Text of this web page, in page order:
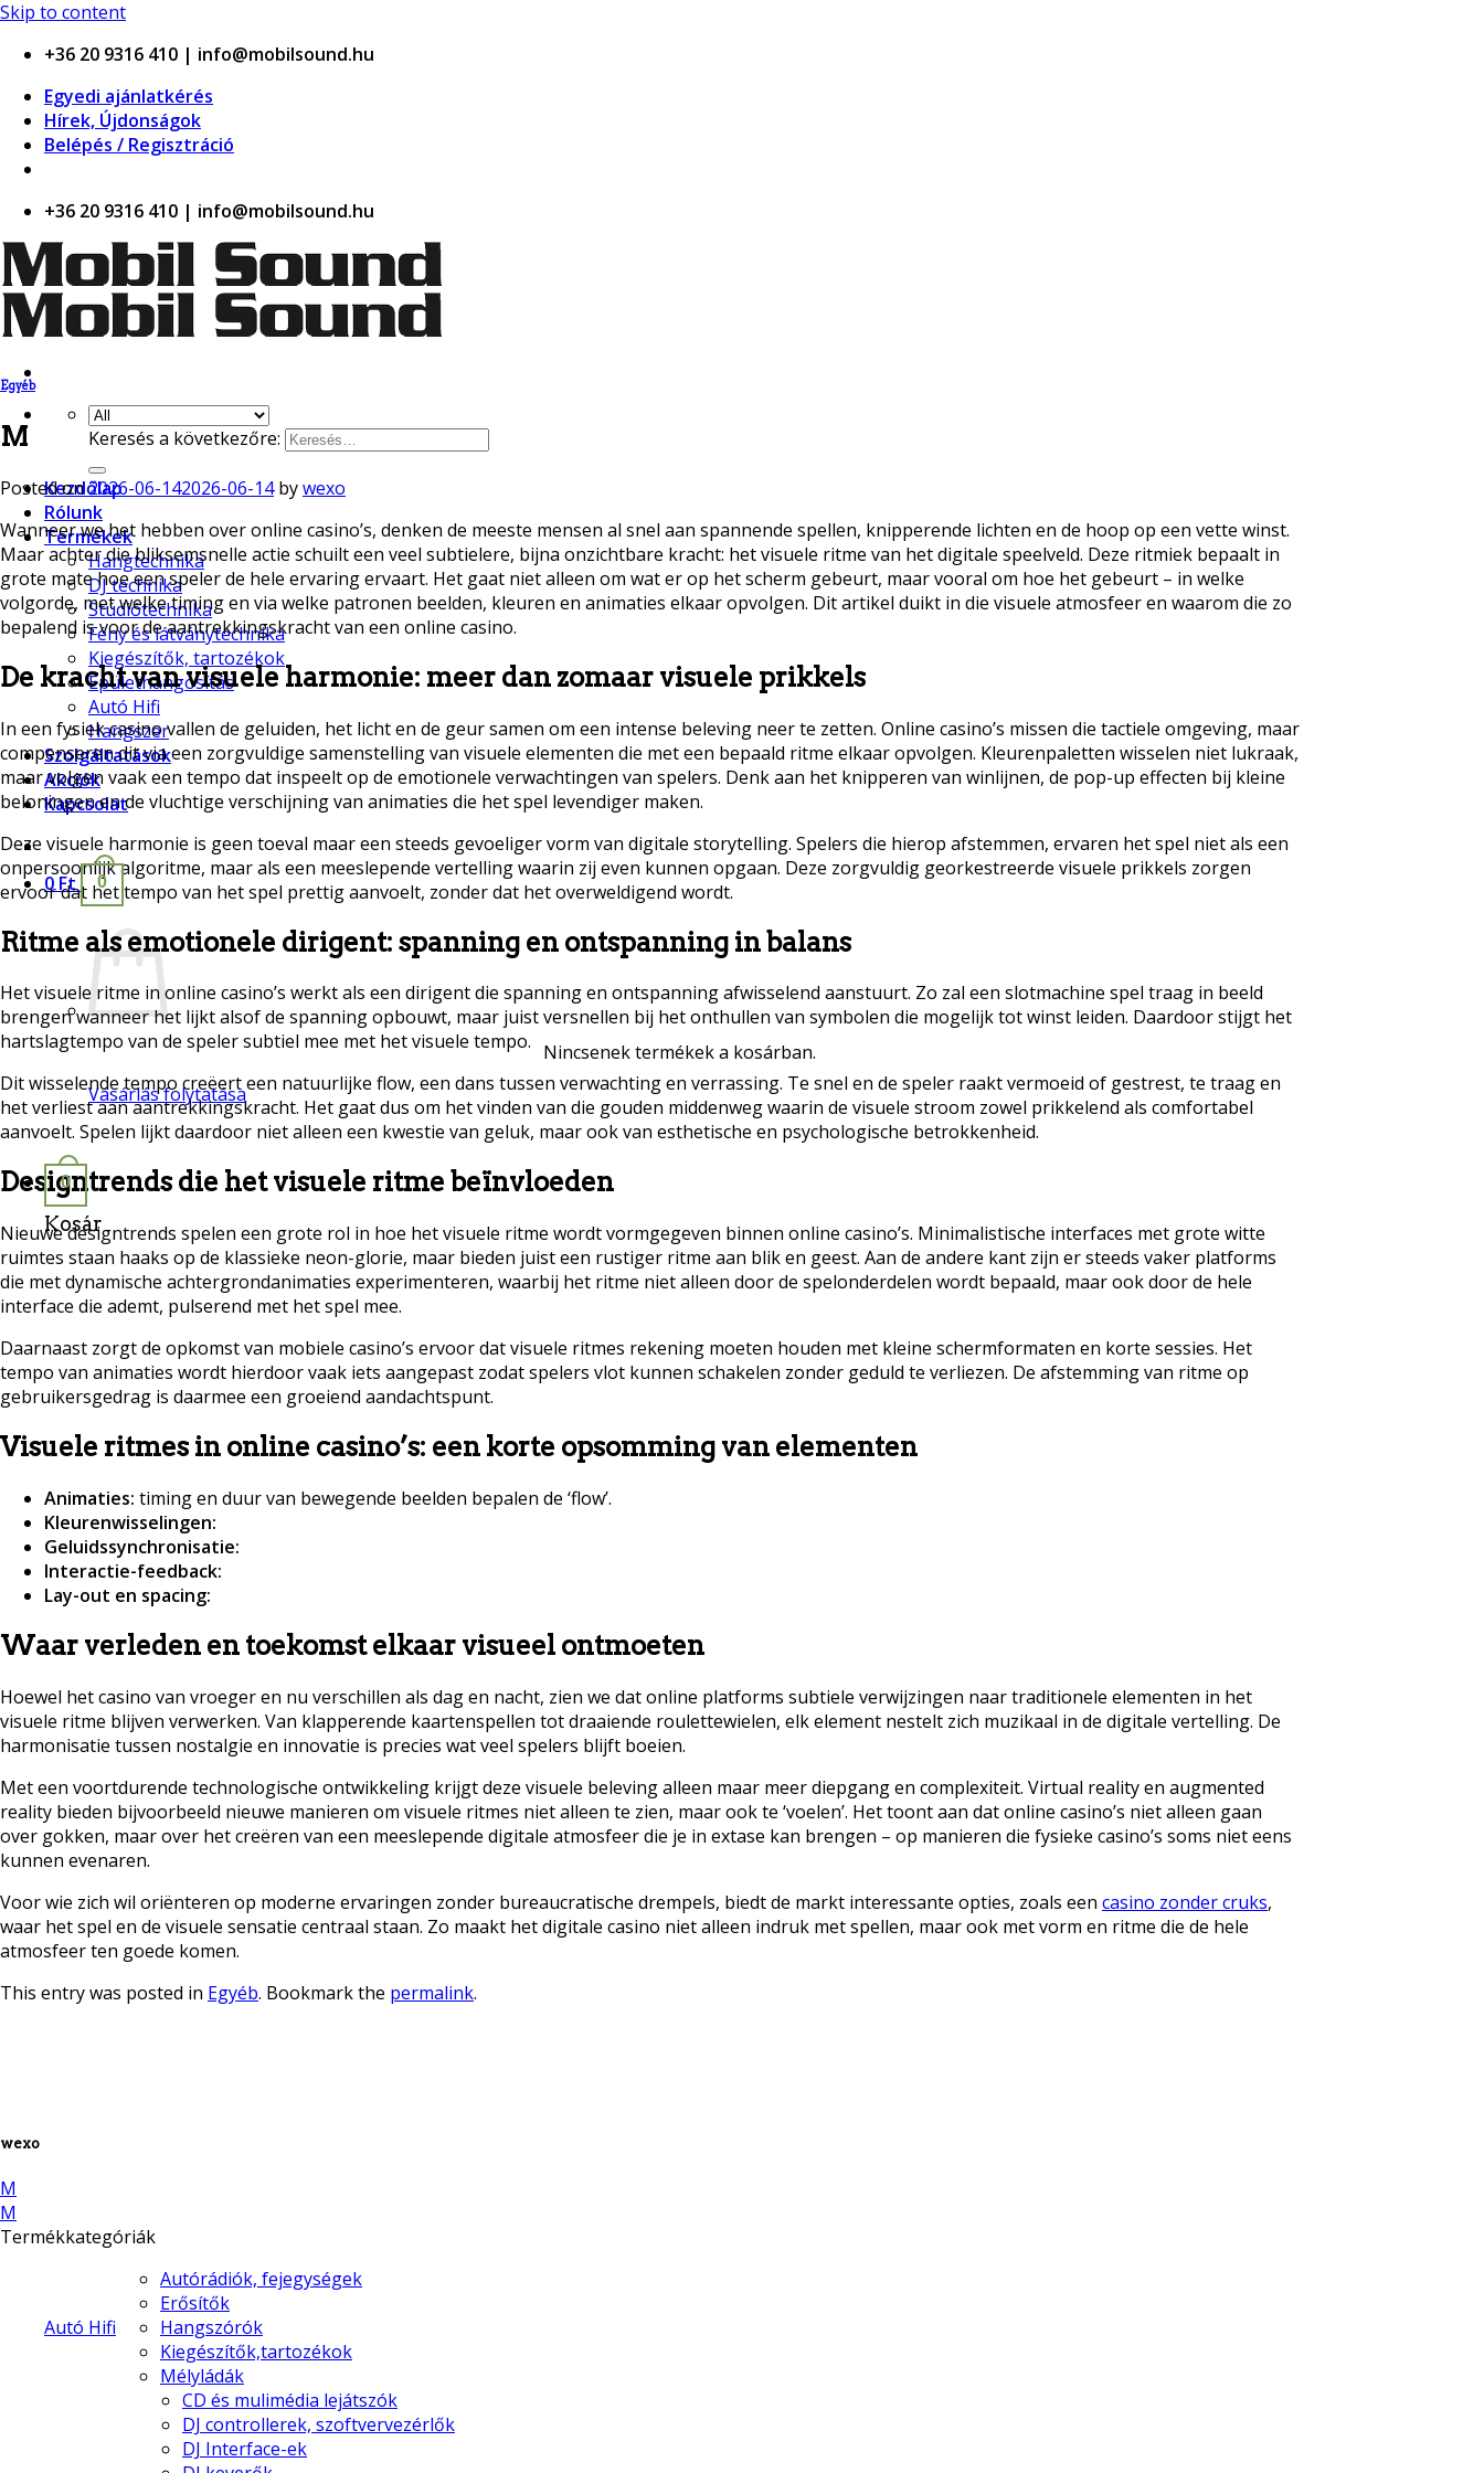
casino
Skip to content
+36 20 9316 410 | info@mobilsound.hu
Egyedi ajánlatkérés
Hírek, Újdonságok
Belépés / Regisztráció
+36 20 9316 410 | info@mobilsound.hu
Keresés a következőre:
Kezdőlap
Rólunk
Termékek
Hangtechnika
DJ technika
Stúdiótechnika
Fény és látványtechnika
Kiegészítők, tartozékok
Épülethangosítás
Autó Hifi
Hangszer
Szolgáltatások
Akciók
Kapcsolat
0Ft 0
Nincsenek termékek a kosárban.
Vásárlás folytatása
0
Kosár
Egyéb
M
Posted on2026-06-142026-06-14 bywexo
Wanneer we het hebben over online casino’s, denken de meeste mensen al snel aan spannende spellen, knipperende lichten en de hoop op een vette winst.
Maar achter die bliksemsnelle actie schuilt een veel subtielere, bijna onzichtbare kracht: het visuele ritme van het digitale speelveld. Deze ritmiek bepaalt in
grote mate hoe een speler de hele ervaring ervaart. Het gaat niet alleen om wat er op het scherm gebeurt, maar vooral om hoe het gebeurt – in welke
volgorde, met welke timing en via welke patronen beelden, kleuren en animaties elkaar opvolgen. Dit artikel duikt in die visuele atmosfeer en waarom die zo
bepalend is voor de aantrekkingskracht van een online casino.
De kracht van visuele harmonie: meer dan zomaar visuele prikkels
In een fysiek casino vallen de geluiden, het licht en de geur samen om een intense beleving neer te zetten. Online casino’s missen die tactiele omgeving, maar
compenseren dit via een zorgvuldige samenstelling van visuele elementen die met een bepaald ritme elkaar opvolgen. Kleurenpaletten wisselen niet lukraak,
maar volgen vaak een tempo dat inspeelt op de emotionele verwachtingen van spelers. Denk aan het knipperen van winlijnen, de pop-up effecten bij kleine
beloningen en de vluchtige verschijning van animaties die het spel levendiger maken.
Deze visuele harmonie is geen toeval maar een steeds gevoeliger vorm van digitale storytelling. Spelers die hierop afstemmen, ervaren het spel niet als een
onpersoonlijk algoritme, maar als een meeslepende vertelling waarin zij even kunnen opgaan. Deze zorgvuldig georkestreerde visuele prikkels zorgen
ervoor dat het tempo van het spel prettig aanvoelt, zonder dat het overweldigend wordt.
Ritme als emotionele dirigent: spanning en ontspanning in balans
Het visuele ritme in online casino’s werkt als een dirigent die spanning en ontspanning afwisselend aanstuurt. Zo zal een slotmachine spel traag in beeld
brengen wanneer het lijkt alsof de spanning opbouwt, maar juist versnellen bij het onthullen van symbolen die mogelijk tot winst leiden. Daardoor stijgt het
hartslagtempo van de speler subtiel mee met het visuele tempo.
Dit wisselende tempo creëert een natuurlijke flow, een dans tussen verwachting en verrassing. Te snel en de speler raakt vermoeid of gestrest, te traag en
het verliest aan aantrekkingskracht. Het gaat dus om het vinden van die gouden middenweg waarin de visuele stroom zowel prikkelend als comfortabel
aanvoelt. Spelen lijkt daardoor niet alleen een kwestie van geluk, maar ook van esthetische en psychologische betrokkenheid.
Designtrends die het visuele ritme beïnvloeden
Nieuwe designtrends spelen een grote rol in hoe het visuele ritme wordt vormgegeven binnen online casino’s. Minimalistische interfaces met grote witte
ruimtes staan haaks op de klassieke neon-glorie, maar bieden juist een rustiger ritme aan blik en geest. Aan de andere kant zijn er steeds vaker platforms
die met dynamische achtergrondanimaties experimenteren, waarbij het ritme niet alleen door de spelonderdelen wordt bepaald, maar ook door de hele
interface die ademt, pulserend met het spel mee.
Daarnaast zorgt de opkomst van mobiele casino’s ervoor dat visuele ritmes rekening moeten houden met kleine schermformaten en korte sessies. Het
tempo van animaties wordt hierdoor vaak iets aangepast zodat spelers vlot kunnen schakelen zonder geduld te verliezen. De afstemming van ritme op
gebruikersgedrag is daarmee een groeiend aandachtspunt.
Visuele ritmes in online casino’s: een korte opsomming van elementen
Animaties: timing en duur van bewegende beelden bepalen de ‘flow’.
Kleurenwisselingen:
Geluidssynchronisatie:
Interactie-feedback:
Lay-out en spacing:
Waar verleden en toekomst elkaar visueel ontmoeten
Hoewel het casino van vroeger en nu verschillen als dag en nacht, zien we dat online platforms subtiele verwijzingen naar traditionele elementen in het
visuele ritme blijven verwerken. Van klapperende kaartenspellen tot draaiende roulettewielen, elk element nestelt zich muzikaal in de digitale vertelling. De
harmonisatie tussen nostalgie en innovatie is precies wat veel spelers blijft boeien.
Met een voortdurende technologische ontwikkeling krijgt deze visuele beleving alleen maar meer diepgang en complexiteit. Virtual reality en augmented
reality bieden bijvoorbeeld nieuwe manieren om visuele ritmes niet alleen te zien, maar ook te ‘voelen’. Het toont aan dat online casino’s niet alleen gaan
over gokken, maar over het creëren van een meeslepende digitale atmosfeer die je in extase kan brengen – op manieren die fysieke casino’s soms niet eens
kunnen evenaren.
Voor wie zich wil oriënteren op moderne ervaringen zonder bureaucratische drempels, biedt de markt interessante opties, zoals een casino zonder cruks,
waar het spel en de visuele sensatie centraal staan. Zo maakt het digitale casino niet alleen indruk met spellen, maar ook met vorm en ritme die de hele
atmosfeer ten goede komen.
This entry was posted in Egyéb. Bookmark the permalink.
wexo
M
M
Termékkategóriák
Autó Hifi
Autórádiók, fejegységek
Erősítők
Hangszórók
Kiegészítők,tartozékok
Mélyládák
CD és mulimédia lejátszók
DJ controllerek, szoftvervezérlők
DJ Interface-ek